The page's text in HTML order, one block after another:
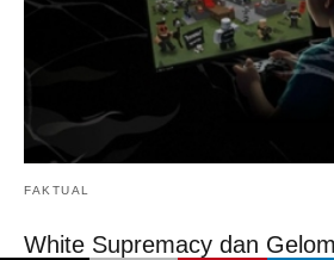
FAKTUAL
White Supremacy dan